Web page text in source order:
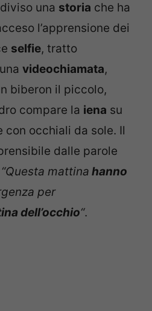
una storia che ha
l’apprensione dei
selfie, tratto
videochiamata,
biberon il piccolo,
compare la iena su
con occhiali da sole. Il
dalle parole
“Questa mattina hanno
per
dell’occhio“.